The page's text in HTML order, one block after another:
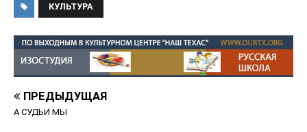
КУЛЬТУРА
ПРЕДЫДУЩАЯ
А СУДЬИ МЫ